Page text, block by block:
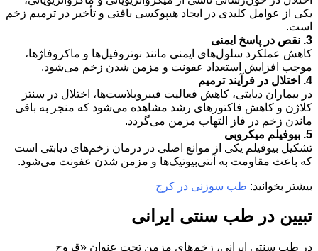
یکی از عوامل کلیدی در ایجاد هیپوکسی بافتی و تأخیر در ترمیم زخم
است.
3. نقص در پاسخ ایمنی
کاهش عملکرد سلول‌های ایمنی مانند نوتروفیل‌ها و ماکروفاژها،
موجب افزایش استعداد عفونت و مزمن شدن زخم می‌شود.
4. اختلال در فرآیند ترمیم
در بیماران دیابتی، کاهش فعالیت فیبروبلاست‌ها، اختلال در سنتز
کلاژن و کاهش فاکتورهای رشد مشاهده می‌شود که منجر به باقی
ماندن زخم در فاز التهاب مزمن می‌گردد.
5. بیوفیلم میکروبی
تشکیل بیوفیلم یکی از موانع اصلی در درمان زخم‌های دیابتی است
که باعث مقاومت به آنتی‌بیوتیک‌ها و مزمن شدن عفونت می‌شود.
بیشتر بخوانید: طب سوزنی در کرج
تبیین در طب سنتی ایرانی
در طب سنتی ایرانی، زخم‌های مزمن تحت عنوان «قروح